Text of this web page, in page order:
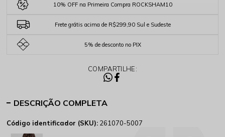
10% OFF na Primeira Compra ROCKSHAM10
Frete grátis acima de R$299,90 Sul e Sudeste
5% de desconto no PIX
COMPARTILHE:
DESCRIÇÃO COMPLETA
Código identificador (SKU): 261070-5007